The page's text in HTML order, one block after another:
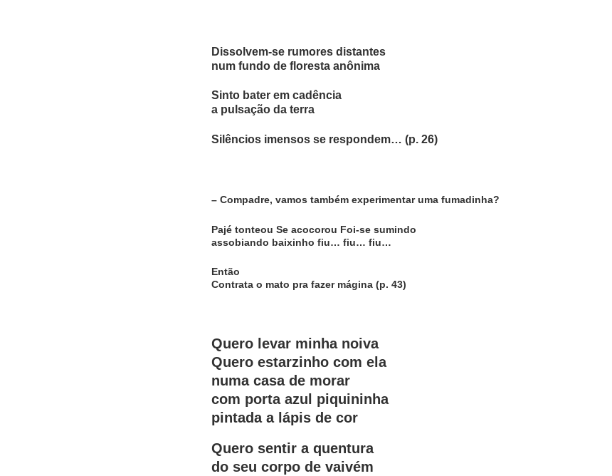
Dissolvem-se rumores distantes
num fundo de floresta anônima
Sinto bater em cadência
a pulsação da terra
Silêncios imensos se respondem… (p. 26)
– Compadre, vamos também experimentar uma fumadinha?
Pajé tonteou Se acocorou Foi-se sumindo
assobiando baixinho fiu… fiu… fiu…
Então
Contrata o mato pra fazer mágina (p. 43)
Quero levar minha noiva
Quero estarzinho com ela
numa casa de morar
com porta azul piquininha
pintada a lápis de cor
Quero sentir a quentura
do seu corpo de vaivém